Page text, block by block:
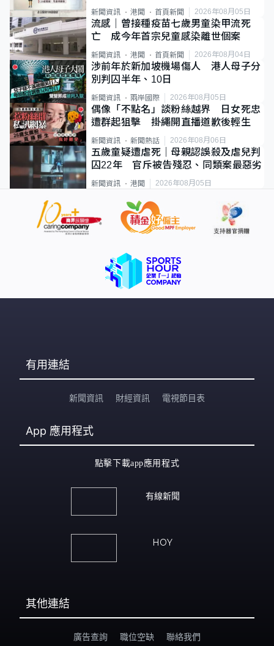
類案最惡劣
新聞資訊 港聞 首頁新聞 2026年08月05日
流感｜曾接種疫苗七歲男童染甲流死
亡 成今年首宗兒童感染離世個案
新聞資訊 港聞 首頁新聞 2026年08月04日
涉前年於新加坡機場傷人 港人母子分
別判囚半年、10日
新聞資訊 兩岸國際 2026年08月05日
偶像「不點名」談粉絲越界 日女死忠
遭群起狙擊 掛繩開直播道歉後輕生
新聞資訊 新聞熱話 2026年08月06日
五歲童疑遭虐死｜母親認誤殺及虐兒判
囚22年 官斥被告殘忍、同類案最惡劣
新聞資訊 港聞 2026年08月05日
有用連結
新聞資訊 財經資訊 電視節目表
App 應用程式
點擊下載app應用程式
有線新聞
HOY
其他連結
廣告查詢 職位空缺 聯絡我們